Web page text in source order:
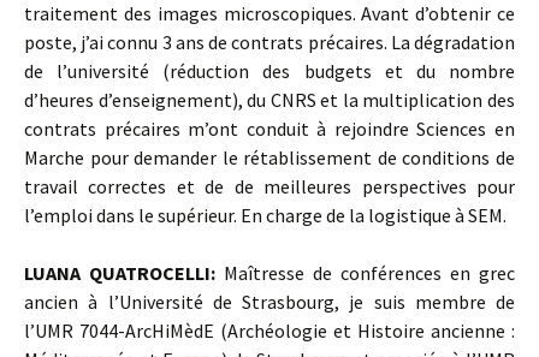
traitement des images microscopiques. Avant d’obtenir ce
poste, j’ai connu 3 ans de contrats précaires. La dégradation
de l’université (réduction des budgets et du nombre
d’heures d’enseignement), du CNRS et la multiplication des
contrats précaires m’ont conduit à rejoindre Sciences en
Marche pour demander le rétablissement de conditions de
travail correctes et de de meilleures perspectives pour
l’emploi dans le supérieur. En charge de la logistique à SEM.
LUANA QUATROCELLI: Maîtresse de conférences en grec
ancien à l’Université de Strasbourg, je suis membre de
l’UMR 7044-ArcHiMèdE (Archéologie et Histoire ancienne :